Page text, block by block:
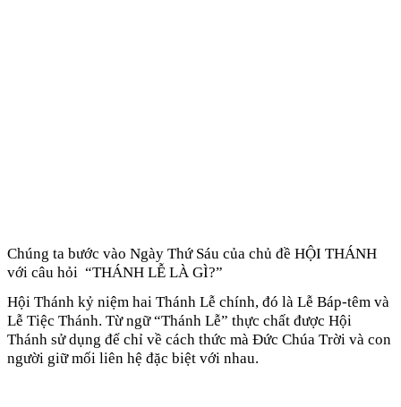
Chúng ta bước vào Ngày ThứSáu của chủ đề HỘI THÁNH
với câu hỏi “THÁNH LỄ LÀ GÌ?”
Hội Thánh kỷ niệm hai Thánh Lễ chính, đó là Lễ Báp-têm và
Lễ Tiệc Thánh. Từ ngữ “Thánh Lễ” thực chất được Hội
Thánh sử dụng để chỉ về cách thức mà Đức Chúa Trời và con
người giữ mối liên hệ đặc biệt với nhau.